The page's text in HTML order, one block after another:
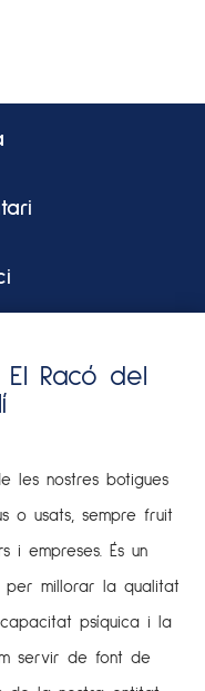
Racó del
les nostres botigues
o usats, sempre fruit
i empreses. És un
per millorar la qualitat
psíquica i la
servir de font de